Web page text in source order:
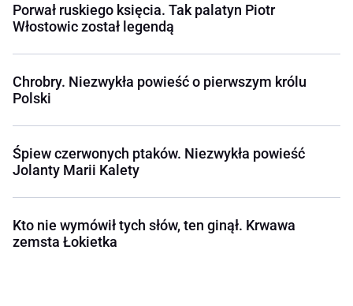
Porwał ruskiego księcia. Tak palatyn Piotr
Włostowic został legendą
Chrobry. Niezwykła powieść o pierwszym królu
Polski
Śpiew czerwonych ptaków. Niezwykła powieść
Jolanty Marii Kalety
Kto nie wymówił tych słów, ten ginął. Krwawa
zemsta Łokietka